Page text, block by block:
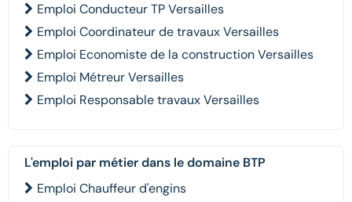
Emploi Conducteur TP Versailles
Emploi Coordinateur de travaux Versailles
Emploi Economiste de la construction Versailles
Emploi Métreur Versailles
Emploi Responsable travaux Versailles
L'emploi par métier dans le domaine BTP
Emploi Chauffeur d'engins